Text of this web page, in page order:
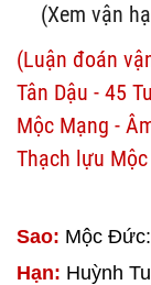
(Xem vận
(Luận đoán
Tân Dậu - 45
Mộc Mạng -
Thạch lựu
Sao: Mộc
Hạn: Huỳnh